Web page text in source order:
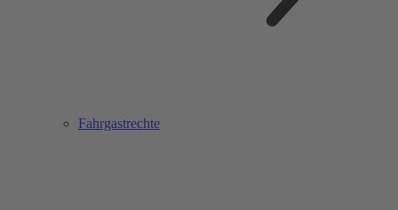
Fahrgastrechte